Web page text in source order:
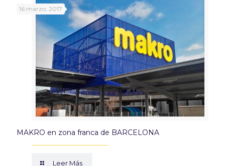
16 marzo, 2017
MAKRO en zona franca de BARCELONA
Leer Más